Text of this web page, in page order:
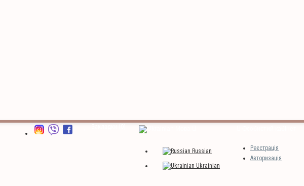
Реєстрація
Авторизація
Russian
Ukrainian